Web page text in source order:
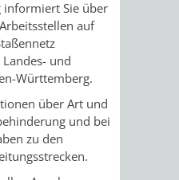
BERATUNGSERGEBNISSE
TAGESORDNUNG
/
SITZUNGSUNTERLAGEN
UMLEGUNGSAUSSCHUSS
BERATENDE
AUSSCHÜSSE
informiert Sie über
auf
und
Württemberg.
über Art und
und bei
zu den